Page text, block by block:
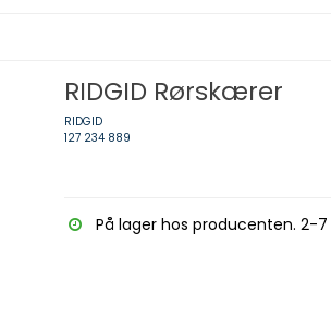
RIDGID Rørskærer
RIDGID
127 234 889
På lager hos producenten. 2-